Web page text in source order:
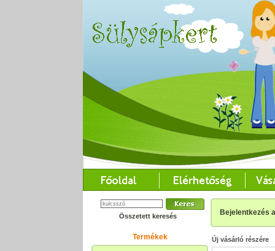
Összetett keresés
Termékek
Bejelentkezés
Új vásárló részére